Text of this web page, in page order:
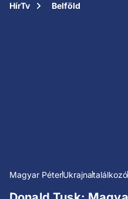
HírTv Belföld
Magyar PéterUkrajnatalálkozó